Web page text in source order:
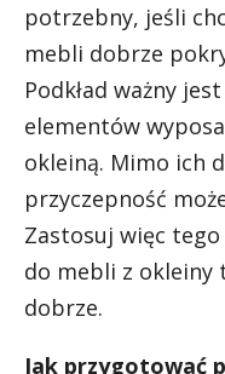
potrzebny, jeśli
mebli dobrze
Podkład ważny
elementów
okleiną. Mimo ich
przyczepność
Zastosuj więc
do mebli z okleiny
dobrze.
Jak przygotować